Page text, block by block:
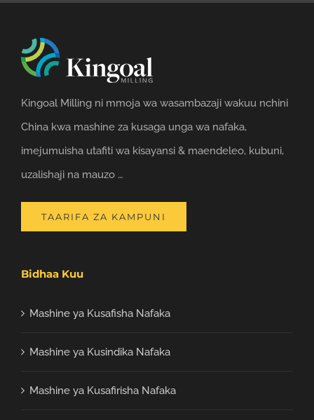
Kingoal Milling ni mmoja wa wasambazaji wakuu nchini
China kwa mashine za kusaga unga wa nafaka,
imejumuisha utafiti wa kisayansi & maendeleo, kubuni,
uzalishaji na mauzo …
TAARIFA ZA KAMPUNI
Bidhaa Kuu
Mashine ya Kusafisha Nafaka
Mashine ya Kusindika Nafaka
Mashine ya Kusafirisha Nafaka